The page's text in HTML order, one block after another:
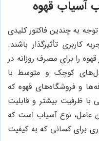
آسیاب قهوه
به چندین فاکتور کلیدی
کاربری تأثیرگذار باشند.
را برای مصرف روزانه در
کوچک و متوسط با
و فروشگاه‌های قهوه که
ظرفیت بیشتر و قابلیت
عامل، نوع آسیاب است که
برای کسانی که به کیفیت